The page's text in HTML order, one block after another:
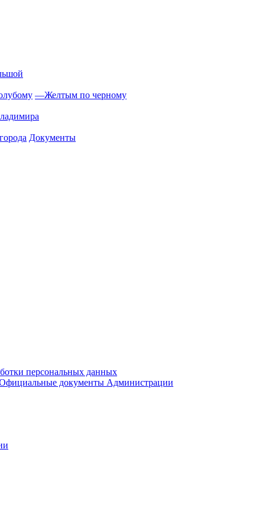
—Желтым по черному
Документы
персональных данных
документы Администрации